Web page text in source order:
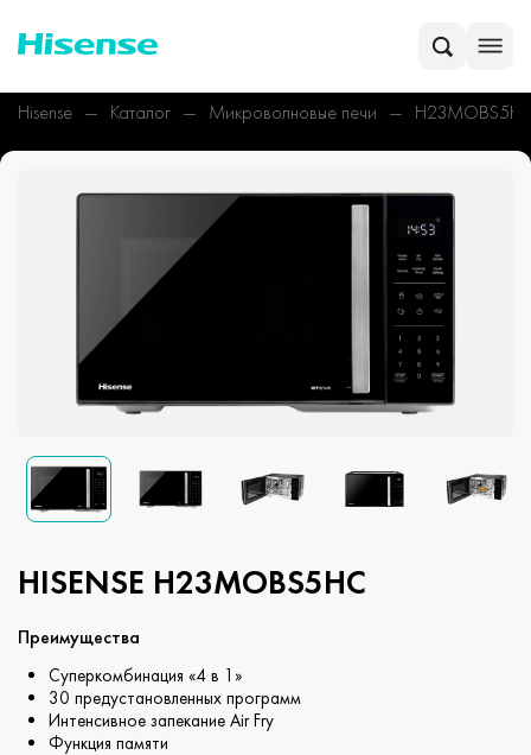
Hisense Каталог Микроволновые печи
HISENSE H23MOBS5HC
Преимущества
Суперкомбинация «4 в 1»
30 предустановленных программ
Интенсивное запекание Air Fry
Функция памяти